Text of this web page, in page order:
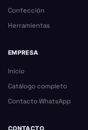
Confección
Herramientas
EMPRESA
Inicio
Catálogo completo
Contacto WhatsApp
CONTACTO